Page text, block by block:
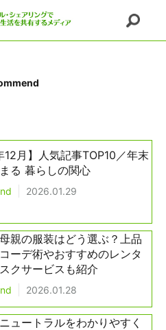
12月】人気記事TOP10／年末
る 暮らしの関心
2026.01.29
親の服装はどう選ぶ？上品
ーデ術やおすすめのレンタ
クサービスも紹介
2026.01.28
ュートラルをわかりやすく